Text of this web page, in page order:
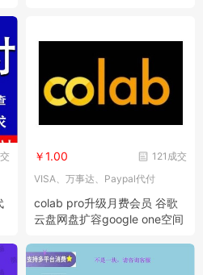
121成交
￥1.00
VISA、万事达、Paypal代付
colab pro升级月费会员 谷歌
云盘网盘扩容google one空间